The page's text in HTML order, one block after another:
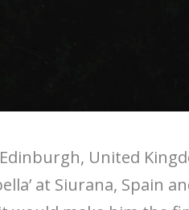
United
at Siurana, Spain